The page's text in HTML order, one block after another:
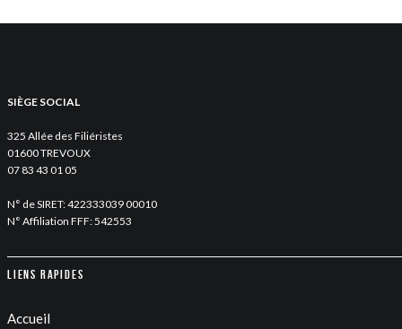
SIÈGE SOCIAL
325 Allée des Filiéristes
01600 TREVOUX
07 83 43 01 05
N° de SIRET: 422333039 00010
N° Affiliation FFF: 542553
Liens rapides
Accueil